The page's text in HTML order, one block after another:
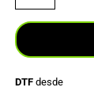
DTFdesde